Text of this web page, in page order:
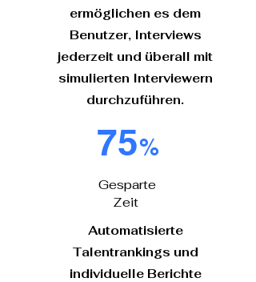
ermöglichen es dem
Benutzer, Interviews
jederzeit und überall mit
simulierten Interviewern
durchzuführen.
75%
Gesparte
Zeit
Automatisierte
Talentrankings und
individuelle Berichte